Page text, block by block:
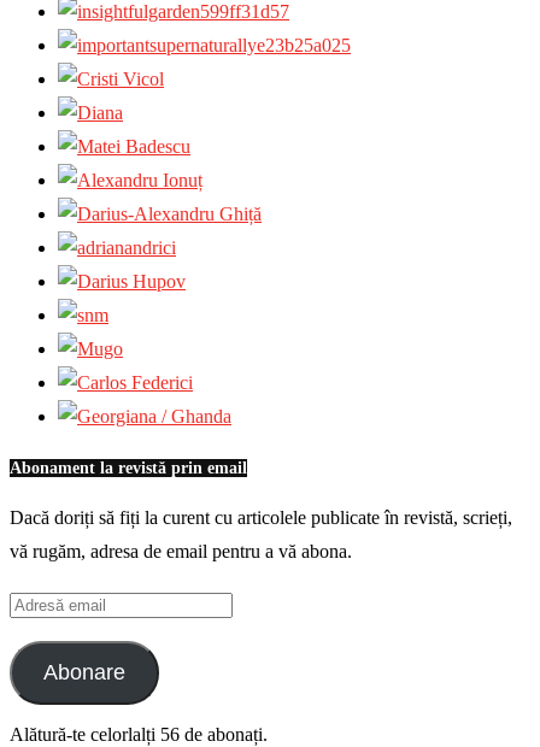
Abonament la revistă prin email
Dacă doriți să fiți la curent cu articolele publicate în revistă, scrieți,
vă rugăm, adresa de email pentru a vă abona.
Adresă
email
Abonare
Alătură-te celorlalți 56 de abonați.